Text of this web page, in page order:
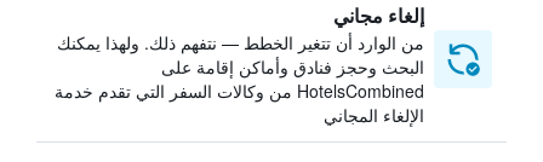
إلغاء مجاني
من الوارد أن تتغير الخطط — نتفهم ذلك. ولهذا يمكنك
البحث وحجز فنادق وأماكن إقامة على
HotelsCombined من وكالات السفر التي تقدم خدمة
الإلغاء المجاني